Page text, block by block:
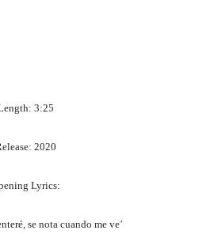
3:25
2020
Lyrics:
se nota cuando me ve’